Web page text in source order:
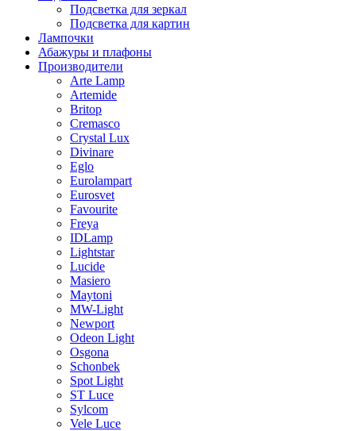
Подсветка для зеркал
Подсветка для картин
Лампочки
Абажуры и плафоны
Производители
Arte Lamp
Artemide
Britop
Cremasco
Crystal Lux
Divinare
Eglo
Eurolampart
Eurosvet
Favourite
Freya
IDLamp
Lightstar
Lucide
Masiero
Maytoni
MW-Light
Newport
Odeon Light
Osgona
Schonbek
Spot Light
ST Luce
Sylcom
Vele Luce